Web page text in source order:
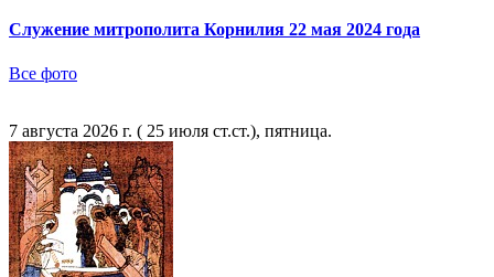
Служение митрополита Корнилия 22 мая 2024 года
Все фото
7 августа 2026 г. ( 25 июля ст.ст.), пятница.